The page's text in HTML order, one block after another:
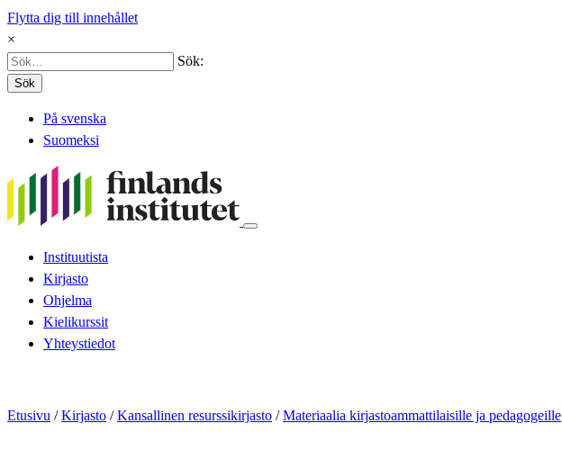
Flytta dig till innehållet
×
Sök:
Sök
På svenska
Suomeksi
Instituutista
Kirjasto
Ohjelma
Kielikurssit
Yhteystiedot
Etusivu /Kirjasto /Kansallinen resurssikirjasto /Materiaalia kirjastoammattilaisille ja pedagogeille